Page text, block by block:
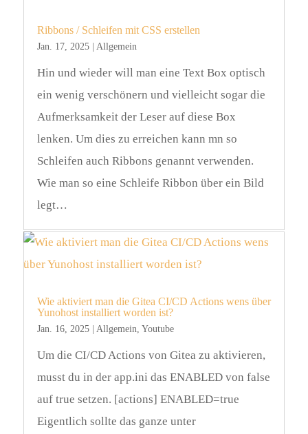
Ribbons / Schleifen mit CSS erstellen
Jan. 17, 2025| Allgemein
Hin und wieder will man eine Text Box optisch
ein wenig verschönern und vielleicht sogar die
Aufmerksamkeit der Leser auf diese Box
lenken. Um dies zu erreichen kann mn so
Schleifen auch Ribbons genannt verwenden.
Wie man so eine Schleife Ribbon über ein Bild
legt…
Wie aktiviert man die Gitea CI/CD Actions wens über
Yunohost installiert worden ist?
Jan. 16, 2025| Allgemein, Youtube
Um die CI/CD Actions von Gitea zu aktivieren,
musst du in der app.ini das ENABLED von false
auf true setzen. [actions] ENABLED=true
Eigentlich sollte das ganze unter